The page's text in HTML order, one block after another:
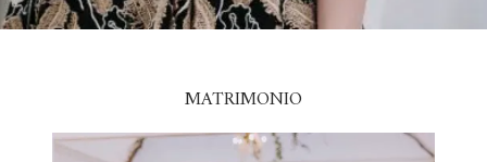
MATRIMONIO